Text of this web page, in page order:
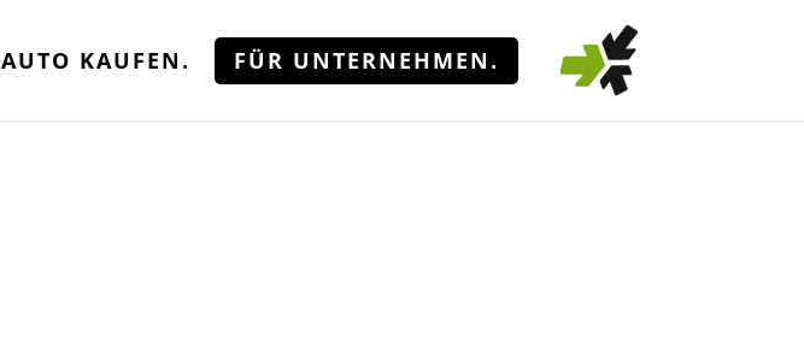
AUTO KAUFEN. FÜR UNTERNEHMEN.